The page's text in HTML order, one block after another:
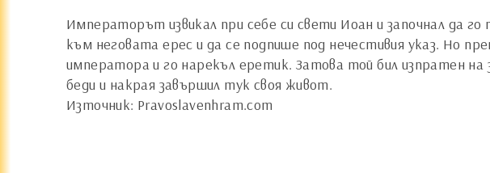
Императорът извикал при себе си свети Иоан и започнал да
към неговата ерес и да се подпише под нечестивия указ. Но
императора и го нарекъл еретик. Затова той бил изпратен
беди и накрая завършил тук своя живот.
Източник: Pravoslavenhram.com